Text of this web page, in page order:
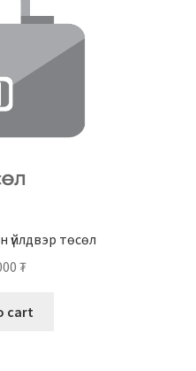
үйлдвэр төсөл
₮
cart